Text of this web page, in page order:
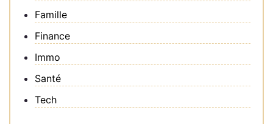
Famille
Finance
Immo
Santé
Tech